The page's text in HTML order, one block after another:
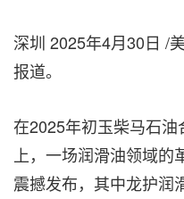
深圳 2025年4月30日 /
报道。
在2025年初玉柴马石
上，一场润滑油领域
震撼发布，其中龙护润